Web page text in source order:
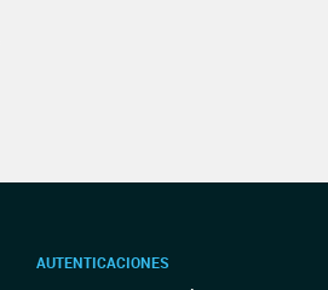
AUTENTICACIONES